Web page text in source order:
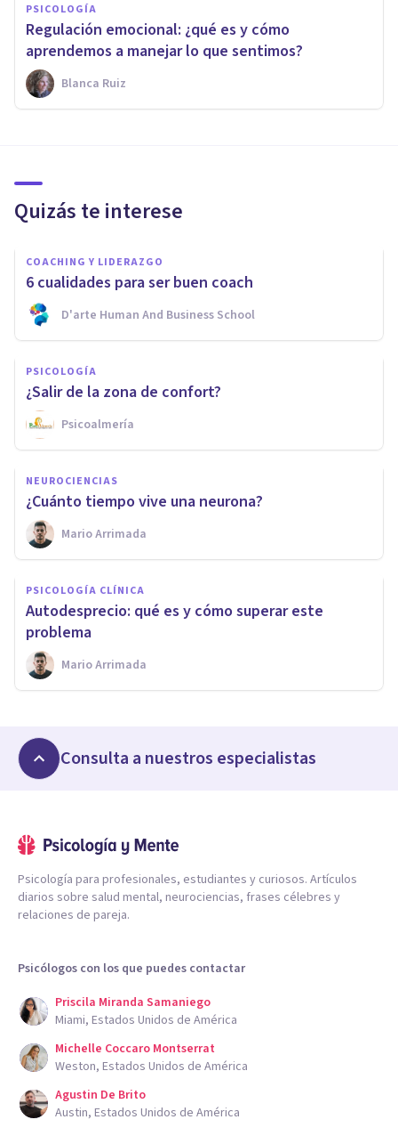
PSICOLOGÍA
Regulación emocional: ¿qué es y cómo
aprendemos a manejar lo que sentimos?
Blanca Ruiz
Quizás te interese
COACHING Y LIDERAZGO
6 cualidades para ser buen coach
D'arte Human And Business School
PSICOLOGÍA
¿Salir de la zona de confort?
Psicoalmería
NEUROCIENCIAS
¿Cuánto tiempo vive una neurona?
Mario Arrimada
PSICOLOGÍA CLÍNICA
Autodesprecio: qué es y cómo superar este
problema
Mario Arrimada
Consulta a nuestros especialistas
Psicología para profesionales, estudiantes y curiosos. Artículos
diarios sobre salud mental, neurociencias, frases célebres y
relaciones de pareja.
Psicólogos con los que puedes contactar
Priscila Miranda Samaniego
Miami, Estados Unidos de América
Michelle Coccaro Montserrat
Weston, Estados Unidos de América
Agustin De Brito
Austin, Estados Unidos de América